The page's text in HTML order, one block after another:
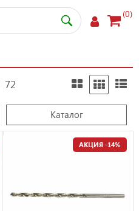
(0)
72
Каталог
АКЦИЯ -14%